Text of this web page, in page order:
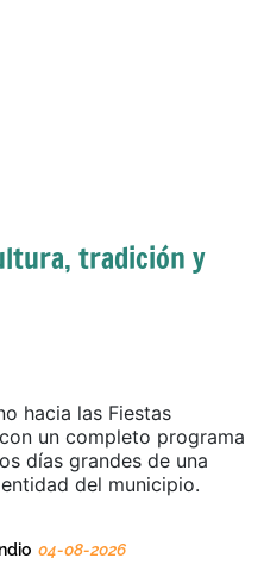
tradición y
hacia las Fiestas
un completo programa
días grandes de una
del municipio.
04-08-2026